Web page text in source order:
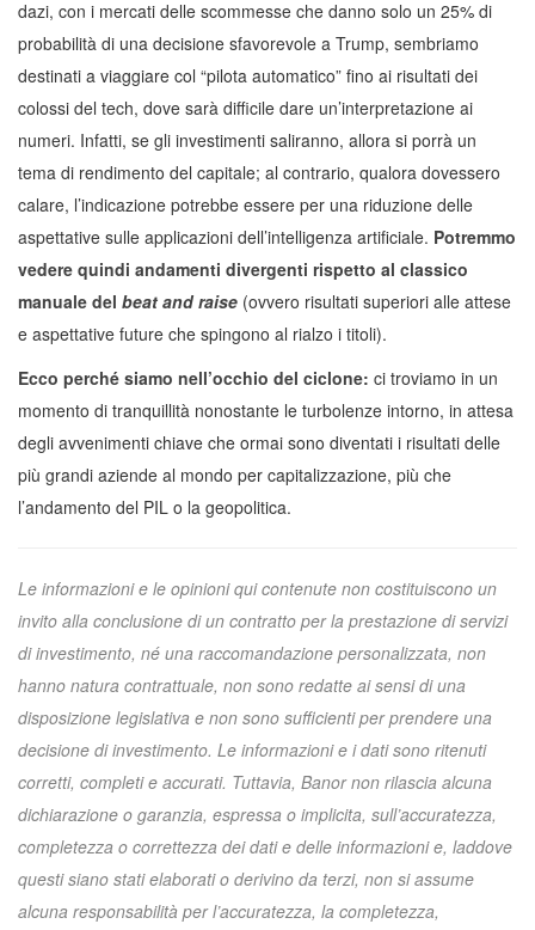
dazi, con i mercati delle scommesse che danno solo un 25% di
probabilità di una decisione sfavorevole a Trump, sembriamo
destinati a viaggiare col “pilota automatico” fino ai risultati dei
colossi del tech, dove sarà difficile dare un’interpretazione ai
numeri. Infatti, se gli investimenti saliranno, allora si porrà un
tema di rendimento del capitale; al contrario, qualora dovessero
calare, l’indicazione potrebbe essere per una riduzione delle
aspettative sulle applicazioni dell’intelligenza artificiale. Potremmo
vedere quindi andamenti divergenti rispetto al classico
manuale del beat and raise (ovvero risultati superiori alle attese
e aspettative future che spingono al rialzo i titoli).
Ecco perché siamo nell’occhio del ciclone: ci troviamo in un
momento di tranquillità nonostante le turbolenze intorno, in attesa
degli avvenimenti chiave che ormai sono diventati i risultati delle
più grandi aziende al mondo per capitalizzazione, più che
l’andamento del PIL o la geopolitica.
Le informazioni e le opinioni qui contenute non costituiscono un
invito alla conclusione di un contratto per la prestazione di servizi
di investimento, né una raccomandazione personalizzata, non
hanno natura contrattuale, non sono redatte ai sensi di una
disposizione legislativa e non sono sufficienti per prendere una
decisione di investimento. Le informazioni e i dati sono ritenuti
corretti, completi e accurati. Tuttavia, Banor non rilascia alcuna
dichiarazione o garanzia, espressa o implicita, sull’accuratezza,
completezza o correttezza dei dati e delle informazioni e, laddove
questi siano stati elaborati o derivino da terzi, non si assume
alcuna responsabilità per l’accuratezza, la completezza,